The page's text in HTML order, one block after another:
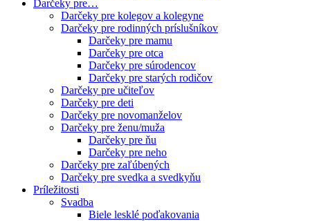
Darčeky pre…
Darčeky pre kolegov a kolegyne
Darčeky pre rodinných príslušníkov
Darčeky pre mamu
Darčeky pre otca
Darčeky pre súrodencov
Darčeky pre starých rodičov
Darčeky pre učiteľov
Darčeky pre deti
Darčeky pre novomanželov
Darčeky pre ženu/muža
Darčeky pre ňu
Darčeky pre neho
Darčeky pre zaľúbených
Darčeky pre svedka a svedkyňu
Príležitosti
Svadba
Biele lesklé poďakovania